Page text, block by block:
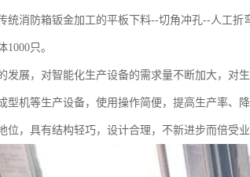
统消防箱钣金加工的平板下料--切角冲孔--人工折
1000只。
发展，对智能化生产设备的需求量不断加大，对
型机等生产设备，使用操作简便，提高生产率、
位，具有结构轻巧，设计合理，不新进步而倍受业